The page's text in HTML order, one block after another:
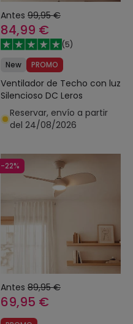
Antes 99,95 €
84,99 €
(5)
New
PROMO
Ventilador de Techo con luz
Silencioso DC Leros
Reservar, envío a partir
del 24/08/2026
-22%
Antes 89,95 €
69,95 €